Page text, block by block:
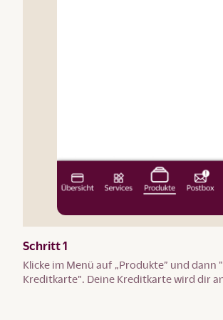
Schritt 1
Klicke im Menü auf „Produkte” und dann
Kreditkarte". Deine Kreditkarte wird dir